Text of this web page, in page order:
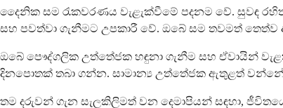
දෛනික සම රැකවරණය වැළැක්වීමේ පදනම වේ. සුවඳ
සහ පවත්වා ගැනීමට උපකාරී වේ. ඔබේ සම තවමත්
ඔබේ පෞද්ගලික උත්තේජක හඳුනා ගැනීම සහ ඒවායින්
දිනපොතක් තබා ගන්න. සාමාන්‍ය උත්තේජක ඇතුළත් වන්නේ
තම දරුවන් ගැන සැලකිලිමත් වන දෙමාපියන් සඳහා,